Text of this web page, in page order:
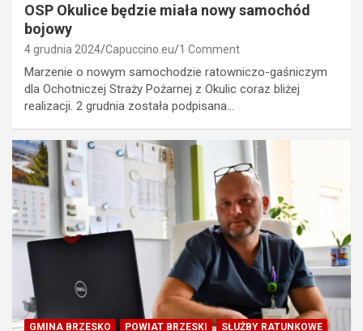
OSP Okulice będzie miała nowy samochód
bojowy
4 grudnia 2024 Capuccino.eu 1 Comment
Marzenie o nowym samochodzie ratowniczo-gaśniczym
dla Ochotniczej Straży Pożarnej z Okulic coraz bliżej
realizacji. 2 grudnia została podpisana…
GMINA BRZESKO POWIAT BRZESKI SŁUŻBY RATUNKOWE